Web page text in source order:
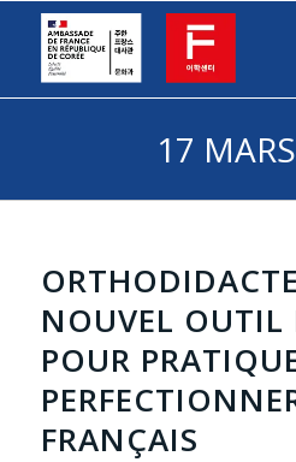
17
NOUVEL OUTIL
POUR
FRANÇAIS